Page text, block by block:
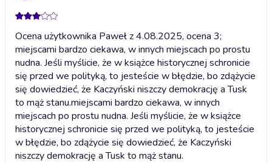
Ocena użytkownika Paweł z 4.08.2025, ocena 3;
miejscami bardzo ciekawa, w innych miejscach po prostu
nudna. Jeśli myślicie, że w książce historycznej schronicie
się przed we polityką, to jesteście w błędzie, bo zdążycie
się dowiedzieć, że Kaczyński niszczy demokrację a Tusk
to mąż stanu.miejscami bardzo ciekawa, w innych
miejscach po prostu nudna. Jeśli myślicie, że w książce
historycznej schronicie się przed we polityką, to jesteście
w błędzie, bo zdążycie się dowiedzieć, że Kaczyński
niszczy demokrację a Tusk to mąż stanu.